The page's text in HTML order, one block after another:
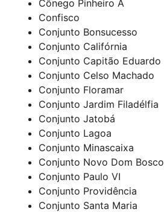
Cônego Pinheiro A
Confisco
Conjunto Bonsucesso
Conjunto Califórnia
Conjunto Capitão Eduardo
Conjunto Celso Machado
Conjunto Floramar
Conjunto Jardim Filadélfia
Conjunto Jatobá
Conjunto Lagoa
Conjunto Minascaixa
Conjunto Novo Dom Bosco
Conjunto Paulo VI
Conjunto Providência
Conjunto Santa Maria